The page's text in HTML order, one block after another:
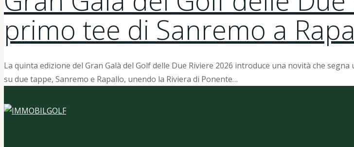
primo tee di Sanremo a
La quinta edizione del Gran Galà del Golf delle Due Riviere 2026 introduce una novità che
su due tappe, Sanremo e Rapallo, unendo la Riviera di Ponente…